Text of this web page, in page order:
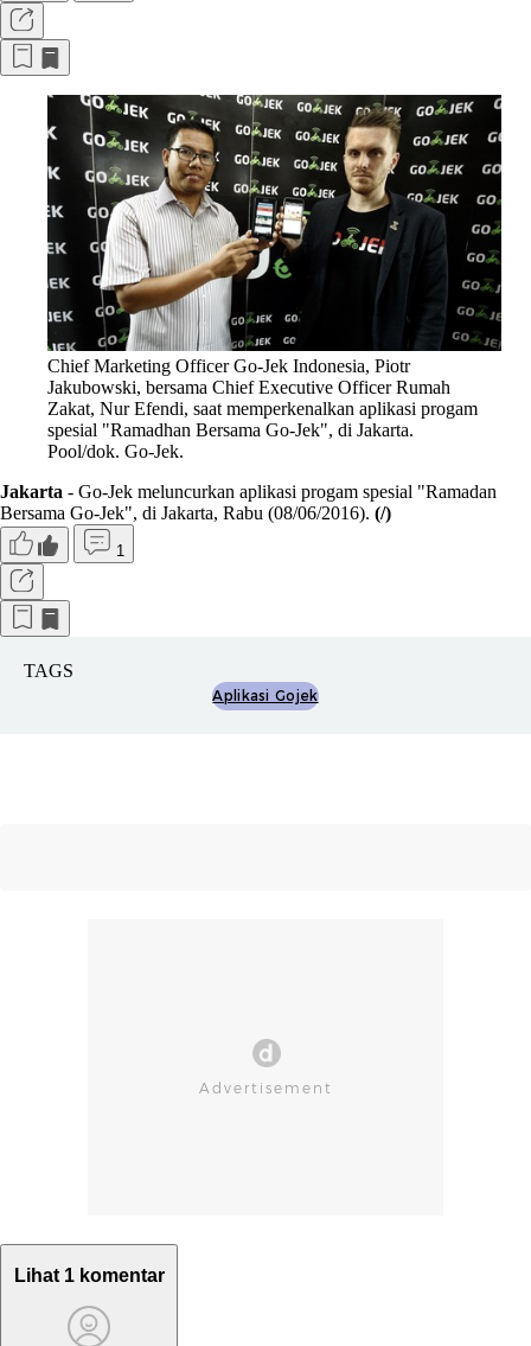
Chief Marketing Officer Go-Jek Indonesia, Piotr
Jakubowski, bersama Chief Executive Officer Rumah
Zakat, Nur Efendi, saat memperkenalkan aplikasi progam
spesial "Ramadhan Bersama Go-Jek", di Jakarta.
Pool/dok. Go-Jek.
Jakarta - Go-Jek meluncurkan aplikasi progam spesial "Ramadan
Bersama Go-Jek", di Jakarta, Rabu (08/06/2016). (/)
1
TAGS
Aplikasi Gojek
Lihat 1 komentar